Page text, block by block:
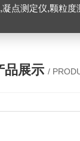
点测定仪,颗粒
品展示 /